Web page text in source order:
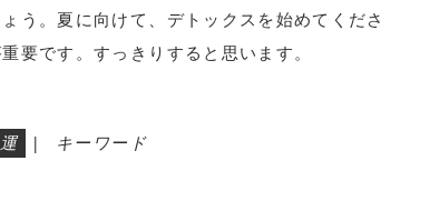
う。夏に向けて、デトックスを始めてくださ
要です。すっきりすると思います。
| キーワード